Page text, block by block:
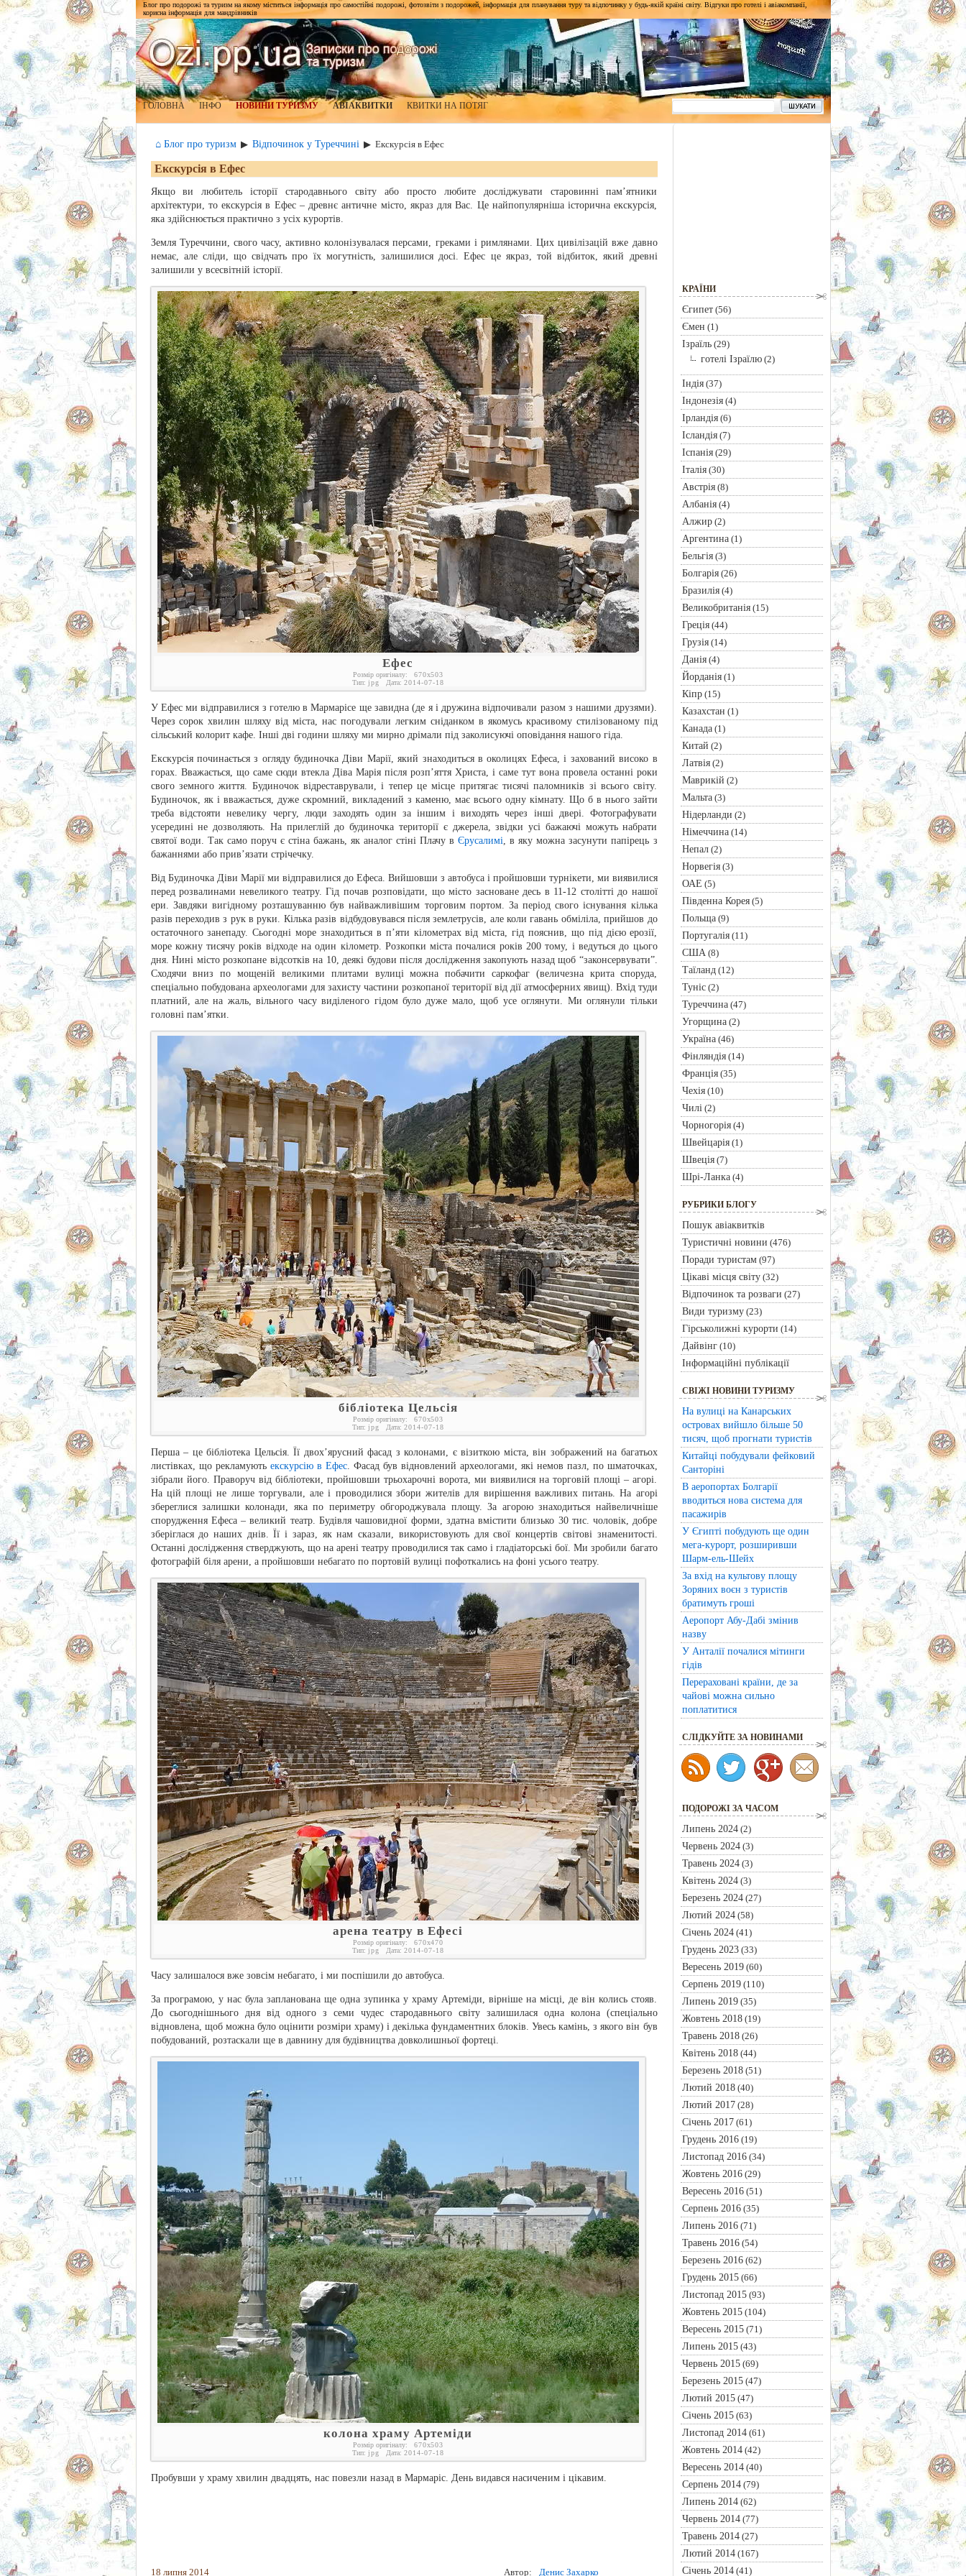
Блог про подорожі та туризм на якому міститься інформація про самостійні подорожі, фотозвіти з подорожей, інформація для планування туру та відпочинку у будь-якій країні світу. Відгуки про готелі і авіакомпанії,
корисна інформація для мандрівників
ГОЛОВНА ІНФО НОВИНИ ТУРИЗМУ АВІАКВИТКИ КВИТКИ НА ПОТЯГ
⌂ Блог про туризм ▶ Відпочинок у Туреччині ▶ Екскурсія в Ефес
Екскурсія в Ефес
Якщо ви любитель історії стародавнього світу або просто любите досліджувати старовинні пам’ятники
архітектури, то екскурсія в Ефес – древнє античне місто, якраз для Вас. Це найпопулярніша історична екскурсія,
яка здійснюється практично з усіх курортів.
Земля Туреччини, свого часу, активно колонізувалася персами, греками і римлянами. Цих цивілізацій вже давно
немає, але сліди, що свідчать про їх могутність, залишилися досі. Ефес це якраз, той відбиток, який древні
залишили у всесвітній історії.
Ефес
Розмір оригіналу: 670x503
Тип: jpg Дата: 2014-07-18
У Ефес ми відправилися з готелю в Мармарісе ще завидна (де я і дружина відпочивали разом з нашими друзями).
Через сорок хвилин шляху від міста, нас погодували легким сніданком в якомусь красивому стилізованому під
сільський колорит кафе. Інші дві години шляху ми мирно дрімали під заколисуючі оповідання нашого гіда.
Екскурсія починається з огляду будиночка Діви Марії, який знаходиться в околицях Ефеса, і захований високо в
горах. Вважається, що саме сюди втекла Діва Марія після розп’яття Христа, і саме тут вона провела останні роки
свого земного життя. Будиночок відреставрували, і тепер це місце притягає тисячі паломників зі всього світу.
Будиночок, як і вважається, дуже скромний, викладений з каменю, має всього одну кімнату. Що б в нього зайти
треба відстояти невелику чергу, люди заходять один за іншим і виходять через інші двері. Фотографувати
усередині не дозволяють. На прилеглій до будиночка території є джерела, звідки усі бажаючі можуть набрати
святої води. Так само поруч є стіна бажань, як аналог стіні Плачу вЄрусалимі, в яку можна засунути папірець з
бажаннями або прив’язати стрічечку.
Від Будиночка Діви Марії ми відправилися до Ефеса. Вийшовши з автобуса і пройшовши турнікети, ми виявилися
перед розвалинами невеликого театру. Гід почав розповідати, що місто засноване десь в 11-12 столітті до нашої
ери. Завдяки вигідному розташуванню був найважливішим торговим портом. За період свого існування кілька
разів переходив з рук в руки. Кілька разів відбудовувався після землетрусів, але коли гавань обміліла, прийшов до
остаточного занепаду. Сьогодні море знаходиться в п’яти кілометрах від міста, гід пояснив, що під дією ерозії,
море кожну тисячу років відходе на один кілометр. Розкопки міста почалися років 200 тому, і ведуться до цього
дня. Нині місто розкопане відсотків на 10, деякі будови після дослідження закопують назад щоб “законсервувати”.
Сходячи вниз по мощеній великими плитами вулиці можна побачити саркофаг (величезна крита споруда,
спеціально побудована археологами для захисту частини розкопаної території від дії атмосферних явищ). Вхід туди
платний, але на жаль, вільного часу виділеного гідом було дуже мало, щоб усе оглянути. Ми оглянули тільки
головні пам’ятки.
бібліотека Цельсія
Розмір оригіналу: 670x503
Тип: jpg Дата: 2014-07-18
Перша – це бібліотека Цельсія. Її двох’ярусний фасад з колонами, є візиткою міста, він зображений на багатьох
листівках, що рекламують екскурсію в Ефес. Фасад був відновлений археологами, які немов пазл, по шматочках,
зібрали його. Праворуч від бібліотеки, пройшовши трьохарочні ворота, ми виявилися на торговій площі – агорі.
На цій площі не лише торгували, але і проводилися збори жителів для вирішення важливих питань. На агорі
збереглися залишки колонади, яка по периметру обгороджувала площу. За агорою знаходиться найвеличніше
спорудження Ефеса – великий театр. Будівля чашовидної форми, здатна вмістити близько 30 тис. чоловік, добре
зберіглася до наших днів. Її і зараз, як нам сказали, використовують для свої концертів світові знаменитості.
Останні дослідження стверджують, що на арені театру проводилися так само і гладіаторські бої. Ми зробили багато
фотографій біля арени, а пройшовши небагато по портовій вулиці пофоткались на фоні усього театру.
арена театру в Ефесі
Розмір оригіналу: 670x470
Тип: jpg Дата: 2014-07-18
Часу залишалося вже зовсім небагато, і ми поспішили до автобуса.
За програмою, у нас була запланована ще одна зупинка у храму Артеміди, вірніше на місці, де він колись стояв.
До сьогоднішнього дня від одного з семи чудес стародавнього світу залишилася одна колона (спеціально
відновлена, щоб можна було оцінити розміри храму) і декілька фундаментних блоків. Увесь камінь, з якого він був
побудований, розтаскали ще в давнину для будівництва довколишньої фортеці.
колона храму Артеміди
Розмір оригіналу: 670x503
Тип: jpg Дата: 2014-07-18
Пробувши у храму хвилин двадцять, нас повезли назад в Мармаріс. День видався насиченим і цікавим.
18 липня 2014 Автор: Денис Захарко
КРАЇНИ
Єгипет(56)
Ємен (1)
Ізраїль(29)
готелі Ізраїлю(2)
Індія(37)
Індонезія(4)
Ірландія(6)
Ісландія(7)
Іспанія(29)
Італія(30)
Австрія(8)
Албанія(4)
Алжир(2)
Аргентина(1)
Бельгія(3)
Болгарія(26)
Бразилія(4)
Великобританія(15)
Греція(44)
Грузія(14)
Данія(4)
Йорданія(1)
Кіпр(15)
Казахстан (1)
Канада(1)
Китай (2)
Латвія(2)
Маврикій (2)
Мальта(3)
Нідерланди (2)
Німеччина(14)
Непал(2)
Норвегія(3)
ОАЕ (5)
Південна Корея(5)
Польща(9)
Португалія(11)
США(8)
Таїланд(12)
Туніс(2)
Туреччина(47)
Угорщина(2)
Україна(46)
Фінляндія(14)
Франція(35)
Чехія(10)
Чилі(2)
Чорногорія(4)
Швейцарія(1)
Швеція(7)
Шрі-Ланка(4)
РУБРИКИ БЛОГУ
Пошук авіаквитків
Туристичні новини (476)
Поради туристам(97)
Цікаві місця світу(32)
Відпочинок та розваги (27)
Види туризму(23)
Гірськолижні курорти (14)
Дайвінг(10)
Інформаційні публікації
СВІЖІ НОВИНИ ТУРИЗМУ
На вулиці на Канарських
островах вийшло більше 50
тисяч, щоб прогнати туристів
Китайці побудували фейковий
Санторіні
В аеропортах Болгарії
вводиться нова система для
пасажирів
У Єгипті побудують ще один
мега-курорт, розширивши
Шарм-ель-Шейх
За вхід на культову площу
Зоряних воєн з туристів
братимуть гроші
Аеропорт Абу-Дабі змінив
назву
У Анталії почалися мітинги
гідів
Перераховані країни, де за
чайові можна сильно
поплатитися
CЛІДКУЙТЕ ЗА НОВИНАМИ
ПОДОРОЖІ ЗА ЧАСОМ
Липень 2024(2)
Червень 2024(3)
Травень 2024(3)
Квітень 2024(3)
Березень 2024(27)
Лютий 2024(58)
Січень 2024(41)
Грудень 2023(33)
Вересень 2019(60)
Серпень 2019(110)
Липень 2019(35)
Жовтень 2018(19)
Травень 2018(26)
Квітень 2018(44)
Березень 2018(51)
Лютий 2018(40)
Лютий 2017(28)
Січень 2017(61)
Грудень 2016(19)
Листопад 2016(34)
Жовтень 2016(29)
Вересень 2016(51)
Серпень 2016(35)
Липень 2016(71)
Травень 2016(54)
Березень 2016(62)
Грудень 2015(66)
Листопад 2015(93)
Жовтень 2015(104)
Вересень 2015(71)
Липень 2015(43)
Червень 2015(69)
Березень 2015(47)
Лютий 2015(47)
Січень 2015(63)
Листопад 2014(61)
Жовтень 2014(42)
Вересень 2014(40)
Серпень 2014(79)
Липень 2014(62)
Червень 2014(77)
Травень 2014(27)
Лютий 2014(167)
Січень 2014(41)